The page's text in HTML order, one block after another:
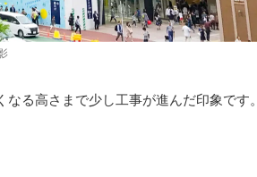
る高さまで少し工事が進んだ印象です。